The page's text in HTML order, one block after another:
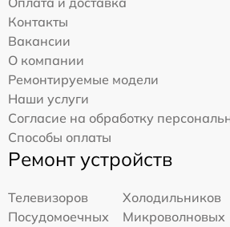
Контакты
Вакансии
О компании
Ремонтируемые модели
Наши услуги
Согласие на обработку
Способы оплаты
Ремонт устройств
Телевизоров
Холодильников
Посудомоечных
Микроволновых